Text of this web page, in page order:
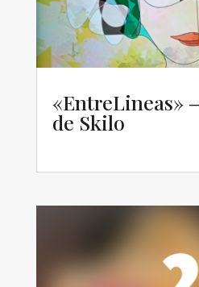
«EntreLineas»
de Skilo